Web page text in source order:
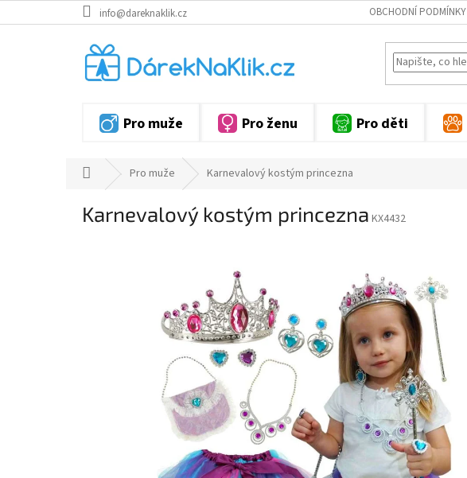
na
info@dareknaklik.cz OBCHODNÍ PODMÍNKY
Pro muže Pro ženu Pro děti
Domů Pro muže Karnevalový kostým princezna
Karnevalový kostým princezna KX4432